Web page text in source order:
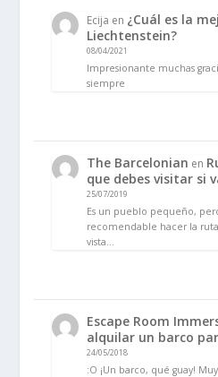
Ecija en ¿Cuál es la
Liechtenstein?
08/04/2021
Impresionante muchas
siempre
The Barcelonian en
que debes visitar si
25/07/2019
Es un pueblo pequeño,
recomendable hacer la
vista…
Escape Room
alquilar un barco
24/05/2018
:O ¡Un barco, qué guay!